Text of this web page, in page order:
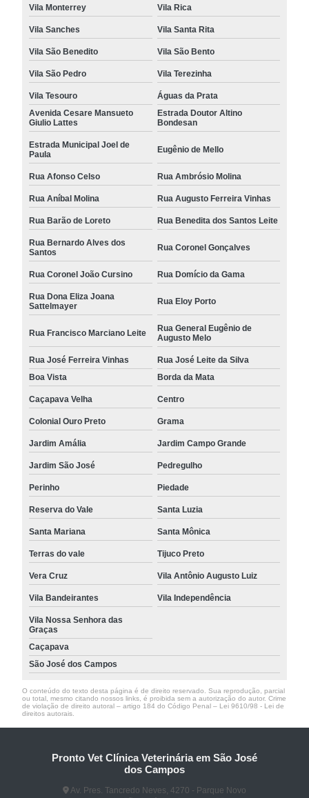
Vila Monterrey Vila Rica
Vila Sanches Vila Santa Rita
Vila São Benedito Vila São Bento
Vila São Pedro Vila Terezinha
Vila Tesouro
Águas da Prata
Avenida Cesare Mansueto
Giulio Lattes
Estrada Doutor Altino
Bondesan
Estrada Municipal Joel de
Paula
Eugênio de Mello
Rua Afonso Celso Rua Ambrósio Molina
Rua Aníbal Molina Rua Augusto Ferreira Vinhas
Rua Barão de Loreto Rua Benedita dos Santos Leite
Rua Bernardo Alves dos
Santos
Rua Coronel Gonçalves
Rua Coronel João Cursino Rua Domício da Gama
Rua Dona Eliza Joana
Sattelmayer
Rua Eloy Porto
Rua Francisco Marciano Leite
Rua General Eugênio de
Augusto Melo
Rua José Ferreira Vinhas
Rua José Leite da Silva
Boa Vista
Borda da Mata
Caçapava Velha Centro
Colonial Ouro Preto Grama
Jardim Amália Jardim Campo Grande
Jardim São José Pedregulho
Perinho Piedade
Reserva do Vale Santa Luzia
Santa Mariana Santa Mônica
Terras do vale Tijuco Preto
Vera Cruz Vila Antônio Augusto Luiz
Vila Bandeirantes Vila Independência
Vila Nossa Senhora das
Graças
Caçapava
São José dos Campos
O conteúdo do texto desta página é de direito reservado. Sua reprodução, parcial
ou total, mesmo citando nossos links, é proibida sem a autorização do autor. Crime
de violação de direito autoral – artigo 184 do Código Penal – Lei 9610/98 - Lei de
direitos autorais
Pronto Vet Clínica Veterinária em São José
dos Campos
Av. Pres. Tancredo Neves, 4270 - Parque Novo